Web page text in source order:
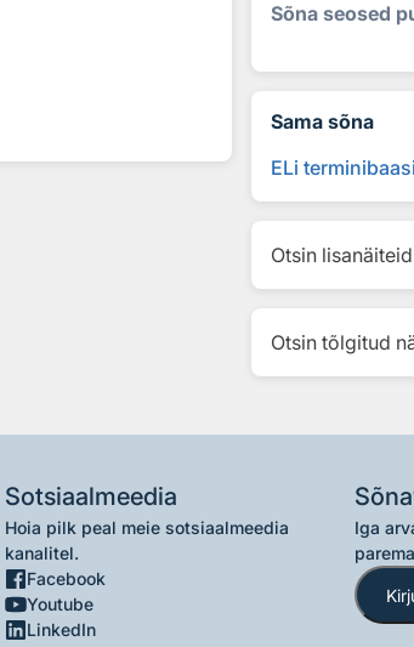
Sõna seosed
Sama sõna
ELi
Otsin
Otsin tõlgitud
Sotsiaalmeedia
Hoia pilk peal meie sotsiaalmeedia
kanalitel.
Facebook
Youtube
LinkedIn
Iga